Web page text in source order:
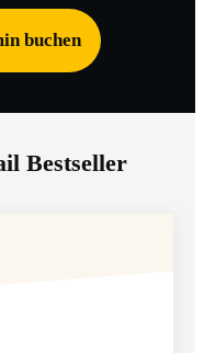
Infos
Karriere
buchen
Bestseller